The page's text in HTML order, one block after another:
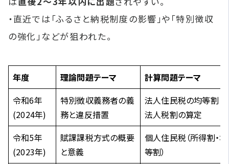
・直近では「ふるさと納税制度の影響」や「特別徴収
の強化」などが狙われた。
年度 理論問題テーマ
計算問題テーマ
令和6年
(2024年)
特別徴収義務者の義
務と違反措置
法人住民税の均等割と
法人税割の算定
令和5年
(2023年)
賦課課税方式の概要
と意義
個人住民税（所得割・均
等割）